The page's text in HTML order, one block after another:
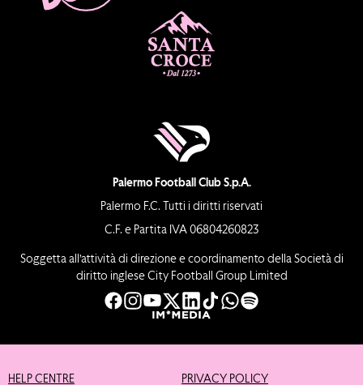
Palermo Football Club S.p.A.
Palermo F.C. Tutti i diritti riservati
C.F. e Partita IVA 06804260823
Soggetta all’attività di direzione e coordinamento della Società di
diritto inglese City Football Group Limited
HELP CENTRE PRIVACY POLICY